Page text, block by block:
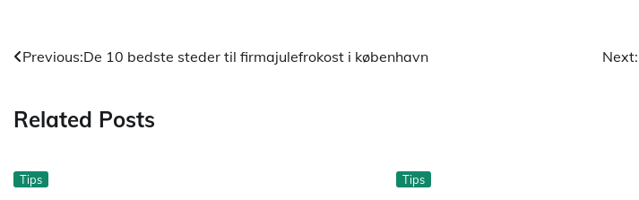
Indlægsnavigation
Previous:De 10 bedste steder til firmajulefrokost i københavn Next:
Related Posts
Tips Tips